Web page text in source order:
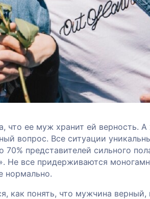
что ее муж хранит ей верность. А
вопрос. Все ситуации
представителей сильного
Не все придерживаются
нормально.
как понять, что мужчина верный,